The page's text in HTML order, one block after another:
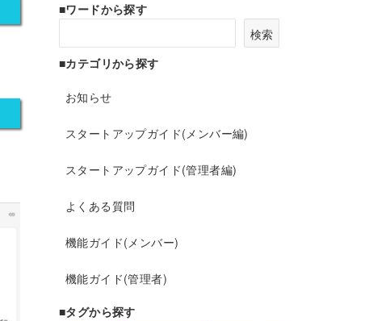
■ワードから探す
検索
■カテゴリから探す
お知らせ
スタートアップガイド(メンバー編)
スタートアップガイド(管理者編)
よくある質問
機能ガイド(メンバー)
機能ガイド(管理者)
■タグから探す